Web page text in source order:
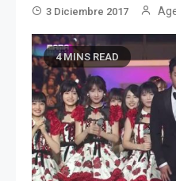
3 Diciembre 2017
4 MINS READ